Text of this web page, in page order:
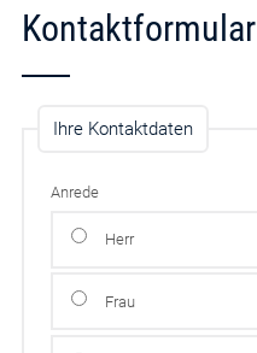
Kontaktformular
Ihre Kontaktdaten
Anrede
Herr
Frau